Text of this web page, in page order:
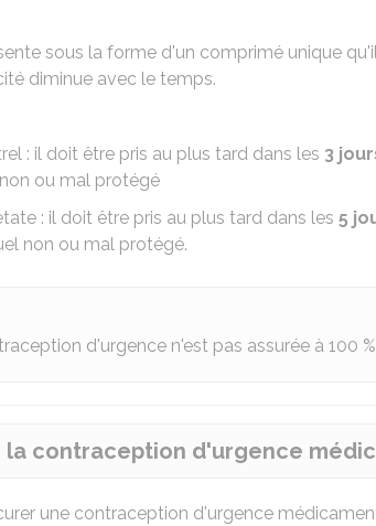
sous la forme d'un comprimé unique
diminue avec le temps.
: il doit être pris au plus tard dans les 3
ou mal protégé
: il doit être pris au plus tard dans les 5
non ou mal protégé.
d'urgence n'est pas assurée à 100 %
contraception d'urgence
une contraception d'urgence